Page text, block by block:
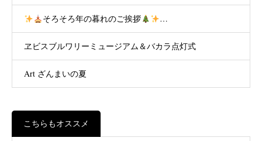
そろそろ年の暮れのご挨拶 …
ヱビスブルワリーミュージアム＆バカラ点灯式
Art ざんまいの夏
こちらもオススメ